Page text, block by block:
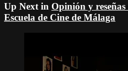
Up Next in Opinión y
Escuela de Cine de Málaga